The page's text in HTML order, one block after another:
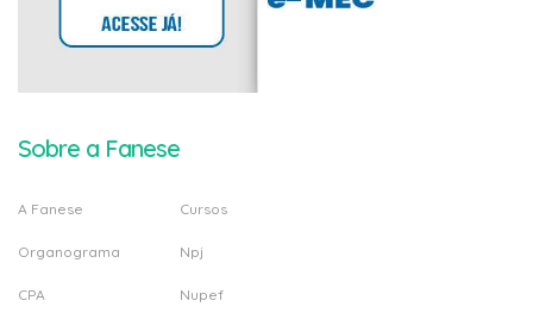
Sobre a Fanese
A Fanese
Organograma
CPA
Cursos
Npj
Nupef